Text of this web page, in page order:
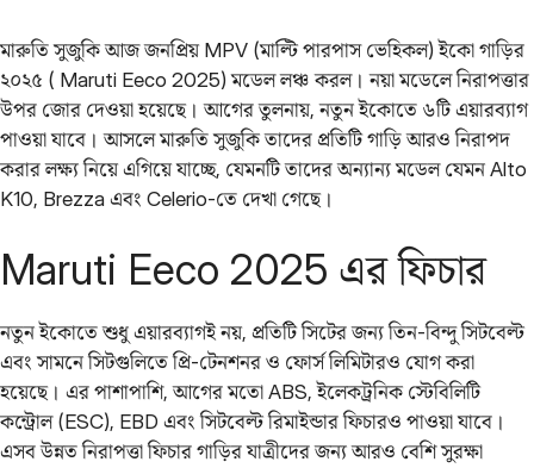
মারুতি সুজুকি আজ জনপ্রিয় MPV (মাল্টি পারপাস ভেহিকল) ইকো গাড়ির
২০২৫ ( Maruti Eeco 2025) মডেল লঞ্চ করল। নয়া মডেলে নিরাপত্তার
উপর জোর দেওয়া হয়েছে। আগের তুলনায়, নতুন ইকোতে ৬টি এয়ারব্যাগ
পাওয়া যাবে। আসলে মারুতি সুজুকি তাদের প্রতিটি গাড়ি আরও নিরাপদ
করার লক্ষ্য নিয়ে এগিয়ে যাচ্ছে, যেমনটি তাদের অন্যান্য মডেল যেমন Alto
K10, Brezza এবং Celerio-তে দেখা গেছে।
Maruti Eeco 2025 এর ফিচার
নতুন ইকোতে শুধু এয়ারব্যাগই নয়, প্রতিটি সিটের জন্য তিন-বিন্দু সিটবেল্ট
এবং সামনে সিটগুলিতে প্রি-টেনশনর ও ফোর্স লিমিটারও যোগ করা
হয়েছে। এর পাশাপাশি, আগের মতো ABS, ইলেকট্রনিক স্টেবিলিটি
কন্ট্রোল (ESC), EBD এবং সিটবেল্ট রিমাইন্ডার ফিচারও পাওয়া যাবে।
এসব উন্নত নিরাপত্তা ফিচার গাড়ির যাত্রীদের জন্য আরও বেশি সুরক্ষা